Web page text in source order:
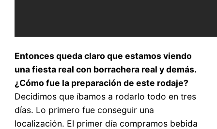
Entonces queda claro que estamos viendo
una fiesta real con borrachera real y demás.
¿Cómo fue la preparación de este rodaje?
Decidimos que íbamos a rodarlo todo en tres
días. Lo primero fue conseguir una
localización. El primer día compramos bebida